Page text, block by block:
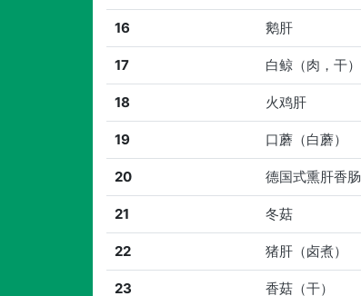
16 鹅肝
17 白鲸（肉，干）
18 火鸡肝
19 口蘑（白蘑）
20 德国式熏肝香肠
21 冬菇
22 猪肝（卤煮）
23 香菇（干）